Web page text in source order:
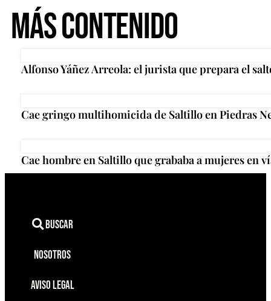
Más Contenido
Alfonso Yáñez Arreola: el jurista que prepara el
Cae gringo multihomicida de Saltillo en Piedras
Cae hombre en Saltillo que grababa a mujeres en
Buscar
Nosotros
Aviso Legal